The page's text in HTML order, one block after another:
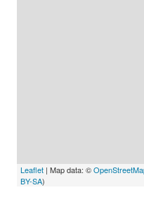
Leaflet | Map data: ©
BY-SA)